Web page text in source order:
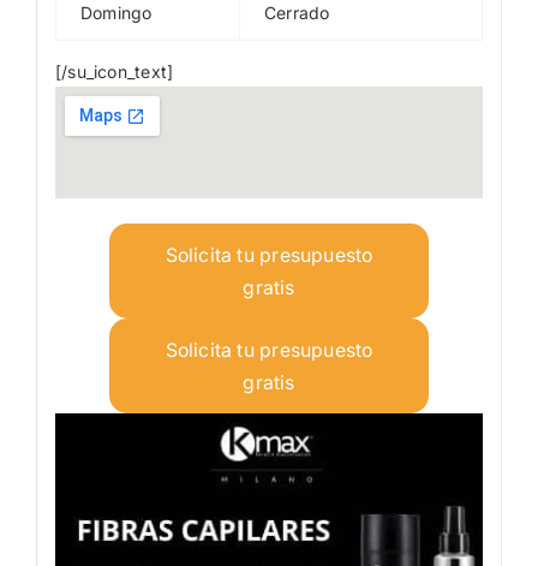
Domingo Cerrado
[/su_icon_text]
Solicita tu presupuesto
gratis
Solicita tu presupuesto
gratis